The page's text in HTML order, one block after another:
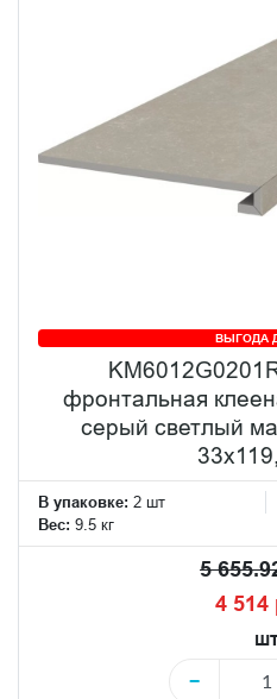
ВЫГОДА
фронтальная
серый светлый
В упаковке: 2 шт
Вес: 9.5 кг
5
4 514
−